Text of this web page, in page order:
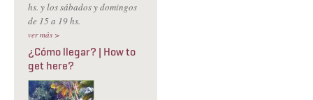
hs. y los sábados y domingos
de 15 a 19 hs.
ver más >
¿Cómo llegar? | How to
get here?